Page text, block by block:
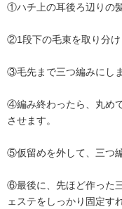
①ハチ上の耳後ろ辺りの
②1段下の毛束を取り分け
③毛先まで三つ編みにしま
④編み終わったら、丸め
させます。
⑤仮留めを外して、三つ
⑥最後に、先ほど作った
ェステをしっかり固定す